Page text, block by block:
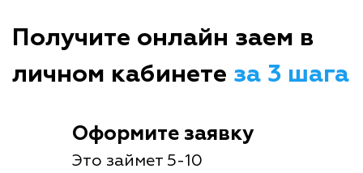
Получите онлайн заем в
личном кабинете за 3 шага
Оформите заявку
Это займет 5-10